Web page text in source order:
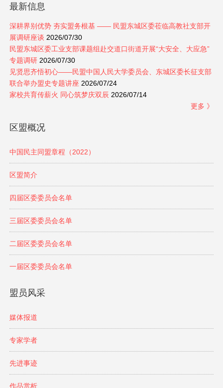
最新信息
深耕界别优势 夯实盟务根基 —— 民盟东城区委莅临高教社支部开
展调研座谈 2026/07/30
民盟东城区委工业支部课题组赴交道口街道开展“大安全、大应急”
专题调研2026/07/30
见贤思齐悟初心——民盟中国人民大学委员会、东城区委长征支部
联合举办盟史专题讲座 2026/07/24
家校共育传薪火 同心筑梦庆双辰 2026/07/14
更多 》
区盟概况
中国民主同盟章程（2022）
区盟简介
四届区委委员会名单
三届区委委员会名单
二届区委委员会名单
一届区委委员会名单
盟员风采
媒体报道
专家学者
先进事迹
作品赏析